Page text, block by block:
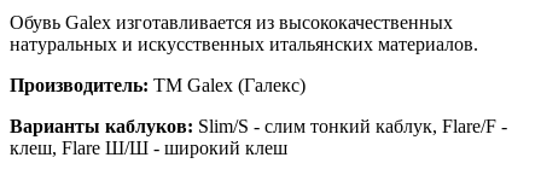
Обувь Galex изготавливается из высококачественных
натуральных и искусственных итальянских материалов.
Производитель: ТМ Galex (Галекс)
Варианты каблуков: Slim/S - слим тонкий каблук, Flare/F -
клеш, Flare Ш/Ш - широкий клеш